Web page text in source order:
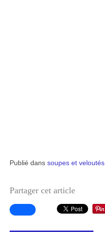
Publié dans soupes et veloutés
Partager cet article